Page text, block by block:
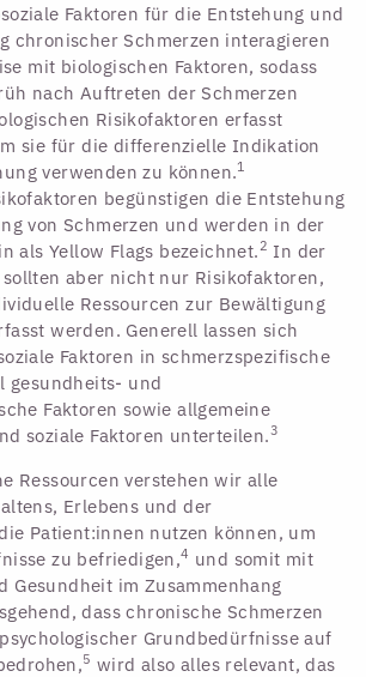
Faktoren für die Entstehung und
chronischer Schmerzen interagieren
mit biologischen Faktoren, sodass
nach Auftreten der Schmerzen
Risikofaktoren erfasst
sie für die differenzielle Indikation
verwenden zu können.1
begünstigen die Entstehung
von Schmerzen und werden in der
als Yellow Flags bezeichnet.2 In der
aber nicht nur Risikofaktoren,
Ressourcen zur Bewältigung
werden. Generell lassen sich
Faktoren in schmerzspezifische
gesundheits- und
Faktoren sowie allgemeine
soziale Faktoren unterteilen.3
Ressourcen verstehen wir alle
Erlebens und der
Patient:innen nutzen können, um
zu befriedigen,4 und somit mit
Gesundheit im Zusammenhang
dass chronische Schmerzen
Grundbedürfnisse auf
5 wird also alles relevant, das